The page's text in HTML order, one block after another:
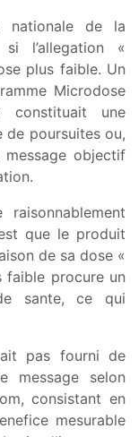
nationale de la
l’allegation «
plus faible. Un
Microdose
une
de poursuites ou,
objectif
que le produit
de sa dose «
faible procure un
sante, ce qui
pas fourni de
message selon
consistant en
mesurable